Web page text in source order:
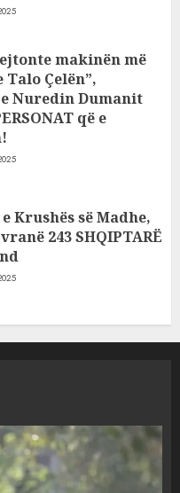
makinën më
Talo Çelën”,
Nuredin Dumanit
që e
Krushës së Madhe,
243 SHQIPTARË